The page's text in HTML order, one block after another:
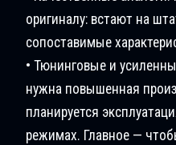
оригиналу: встают на
сопоставимые
• Тюнинговые и
нужна повышенная
планируется
режимах. Главное —